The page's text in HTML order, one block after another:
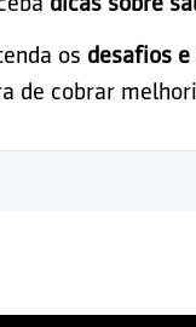
os desafios
de cobrar